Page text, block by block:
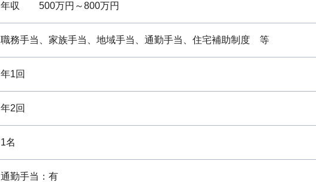
年収 500万円～800万円
職務手当、家族手当、地域手当、通勤手当、住宅補助制度 等
年1回
年2回
1名
通勤手当：有